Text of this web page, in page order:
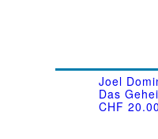
Joel
Das
CHF 20.00